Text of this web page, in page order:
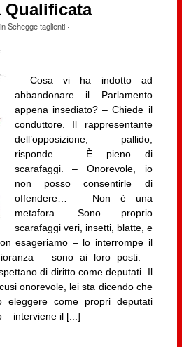
Qualificata
Schegge taglienti·
– Cosa vi ha indotto ad
abbandonare il Parlamento
appena insediato? – Chiede il
conduttore. Il rappresentante
dell’opposizione, pallido,
risponde – È pieno di
scarafaggi. – Onorevole, io
non posso consentirle di
offendere… – Non è una
metafora. Sono proprio
scarafaggi veri, insetti, blatte, e
esageriamo – lo interrompe il
– sono ai loro posti. –
di diritto come deputati. Il
onorevole, lei sta dicendo che
come propri deputati
interviene il [...]